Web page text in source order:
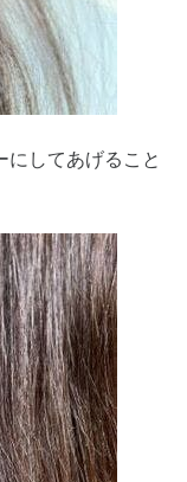
してあげること